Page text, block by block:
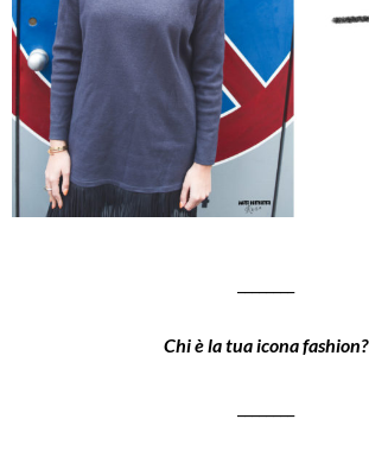
Chi è la tua icona fashion?